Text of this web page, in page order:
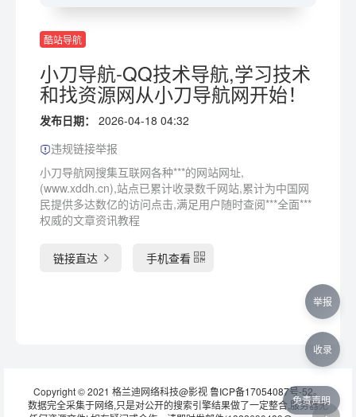
酷站导航
小刀导航-QQ技术导航,学习技术
和找资源网从小刀导航网开始！
发布日期：
2026-04-18 04:32
违规链接举报
小刀导航网搜集互联网各种***的网站网址,
(www.xddh.cn),站点已累计收录数千网站,累计为中国网
民提供多达数亿的访问点击,满足用户随时查阅***全面***
权威的文章资讯教程
链接直达 手机查看
Copyright © 2021 格兰迪网络科技@影视鲁ICP备17054087号-52。
数据完全采集于网络,只是对公开的搜索引擎结果做了一定整合,服务器无
免责声明
举报
收录